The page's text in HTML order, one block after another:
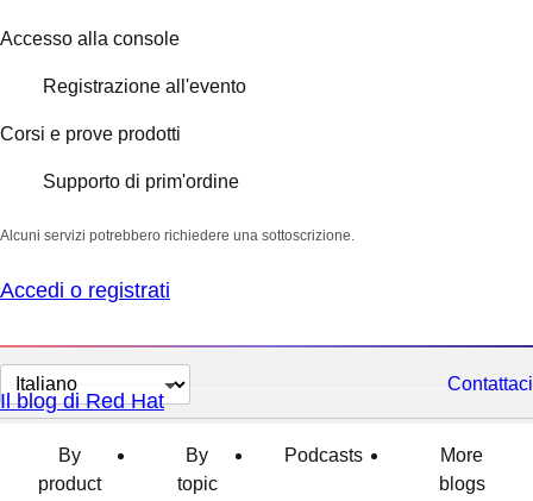
Accesso alla console
Registrazione all'evento
Corsi e prove prodotti
Supporto di prim'ordine
Alcuni servizi potrebbero richiedere una sottoscrizione.
Accedi o registrati
Cambia
lingua
Contattaci
Il blog di Red Hat
By
product
By
topic
Podcasts
More
blogs